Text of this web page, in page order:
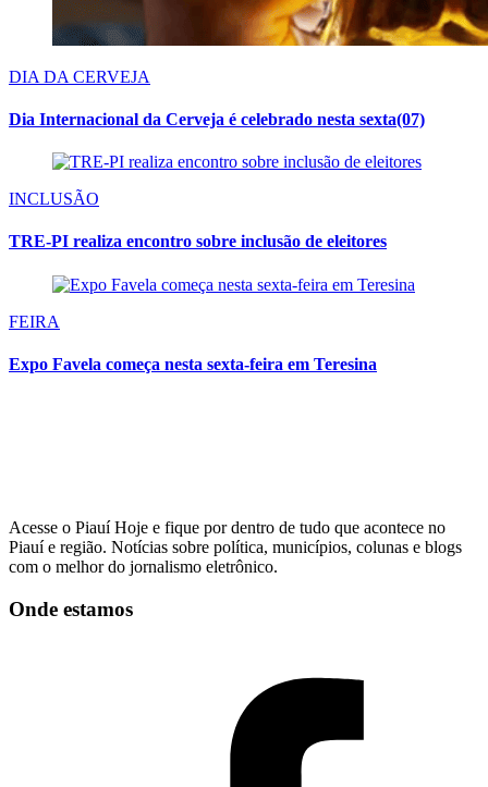
DIA DA CERVEJA
Dia Internacional da Cerveja é celebrado nesta sexta(07)
INCLUSÃO
TRE-PI realiza encontro sobre inclusão de eleitores
FEIRA
Expo Favela começa nesta sexta-feira em Teresina
Acesse o Piauí Hoje e fique por dentro de tudo que acontece no
Piauí e região. Notícias sobre política, municípios, colunas e blogs
com o melhor do jornalismo eletrônico.
Onde estamos